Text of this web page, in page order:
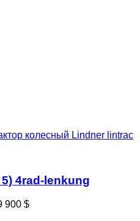
колесный Lindner lintrac
4rad-lenkung
900 $